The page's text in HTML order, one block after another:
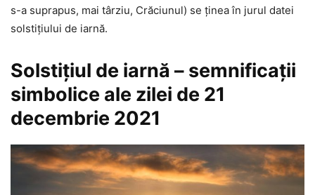
s-a suprapus, mai târziu, Crăciunul) se ţinea în jurul datei
solstiţiului de iarnă.
Solstiţiul de iarnă – semnificaţii
simbolice ale zilei de 21
decembrie 2021